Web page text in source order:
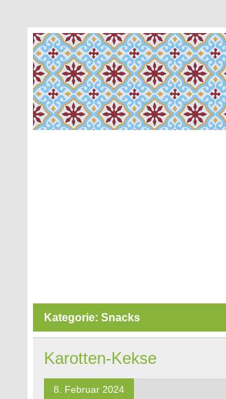
Kategorie:Snacks
Karotten-Kekse
8. Februar 2024